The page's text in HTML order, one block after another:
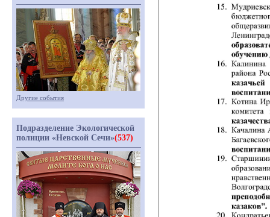
Другие события
Подразделение Экологической
полиции «Невской Сечи»(537)